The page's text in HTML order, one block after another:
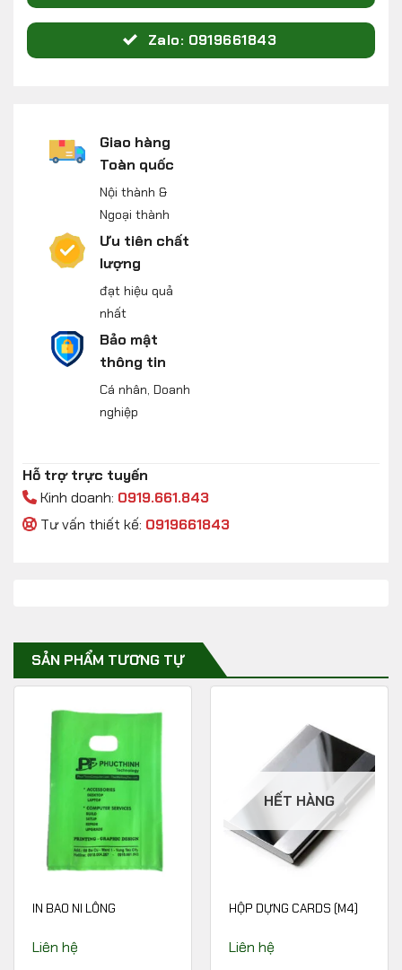
Zalo: 0919661843
Giao hàng
Toàn quốc
Nội thành &
Ngoại thành
Ưu tiên chất
lượng
đạt hiệu quả
nhất
Bảo mật
thông tin
Cá nhân, Doanh
nghiệp
Hỗ trợ trực tuyến
Kinh doanh: 0919.661.843
Tư vấn thiết kế: 0919661843
SẢN PHẨM TƯƠNG TỰ
IN BAO NI LÔNG
Liên hệ
HẾT HÀNG
HỘP DỰNG CARDS (M4)
Liên hệ